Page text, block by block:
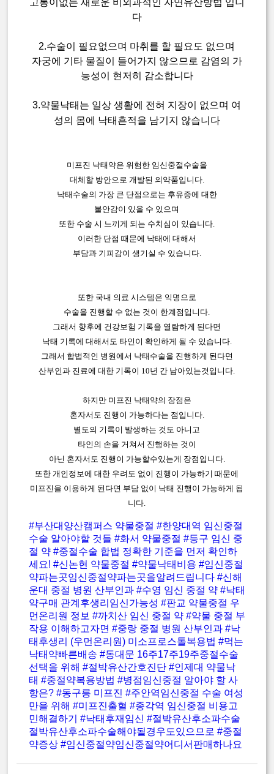
고통이없는 새로운 비외과적인 자연유산방법 입니
다
2.수술이 필요없으며 마취를 할 필요도 없으며
자궁에 기타 물질이 들어가지 않으므로 감염의 가
능성이 현저히 감소합니다
3.약물낙태는 일상 생활에 전혀 지장이 없으며 여
성의 몸에 낙태흔적을 남기지 않습니다
미프진 낙태약은 위험한 임신중절수술을
대체할 방안으로 개발된 의약품입니다.
낙태수술의 가장 큰 단점으로는 후유증에 대한
불안감이 있을 수 있으며
또한 수술 시 느끼게 되는 수치심이 있습니다.
이러한 단점 때문에 낙태에 대해서
부담과 기피감이 생기실 수 있습니다.
또한 국내 의료 시스템은 익명으로
수술을 진행할 수 없는 것이 한계점입니다.
그래서 향후에 건강보험 기록을 열람하게 된다면
낙태 기록에 대해서도 타인이 확인하게 될 수 있습니다.
그래서 합법적인 병원에서 낙태수술을 진행하게 된다면
산부인과 진료에 대한 기록이 10년 간 남아있는것입니다.
하지만 미프진 낙태약의 장점은
혼자서도 진행이 가능하다는 점입니다.
별도의 기록이 발생하는 것도 아니고
타인의 손을 거쳐서 진행하는 것이
아닌 혼자서도 진행이 가능할수있는게 장점입니다.
또한 개인정보에 대한 우려도 없이 진행이 가능하기 때문에
미프진을 이용하게 된다면 부담 없이 낙태 진행이 가능하게 됩
니다.
#부산대양산캠퍼스 약물중절 #한양대역 임신중절
수술 알아야할 것들 #화서 약물중절 #등구 임신 중
절 약 #중절수술 합법 정확한 기준을 먼저 확인하
세요! #신논현 약물중절 #약물낙태비용 #임신중절
약파는곳임신중절약파는곳을알려드립니다 #신해
운대 중절 병원 산부인과 #수영 임신 중절 약 #낙태
약구매 관계후생리임신가능성 #판교 약물중절 우
먼온리원 정보 #까치산 임신 중절 약 #약물 중절 부
작용 이해하고자면 #중랑 중절 병원 산부인과 #낙
태후생리 (우먼온리원) 미소프로스톨복용법 #먹는
낙태약빠른배송 #동대문 16주17주19주중절수술
선택을 위해 #절박유산간호진단 #인제대 약물낙
태 #중절약복용방법 #병점임신중절 알아야 할 사
항은? #동구릉 미프진 #주안역임신중절 수술 여성
만을 위해 #미프진출혈 #종각역 임신중절 비용고
민해결하기 #낙태후재임신 #절박유산후소파수술
절박유산후소파수술해야될경우도있으므로 #중절
약증상 #임신중절약임신중절약어디서판매하나요